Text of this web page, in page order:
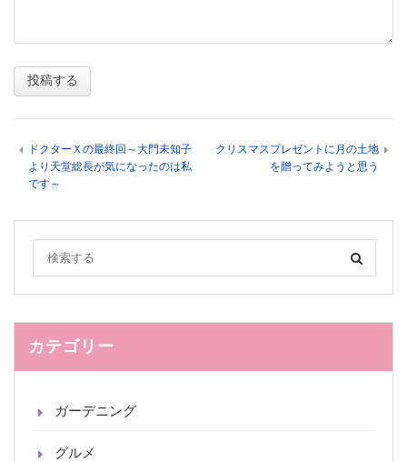
ドクターＸの最終回～大門未知子
より天堂総長が気になったのは私
です～
クリスマスプレゼントに月の土地
を贈ってみようと思う
カテゴリー
ガーデニング
グルメ